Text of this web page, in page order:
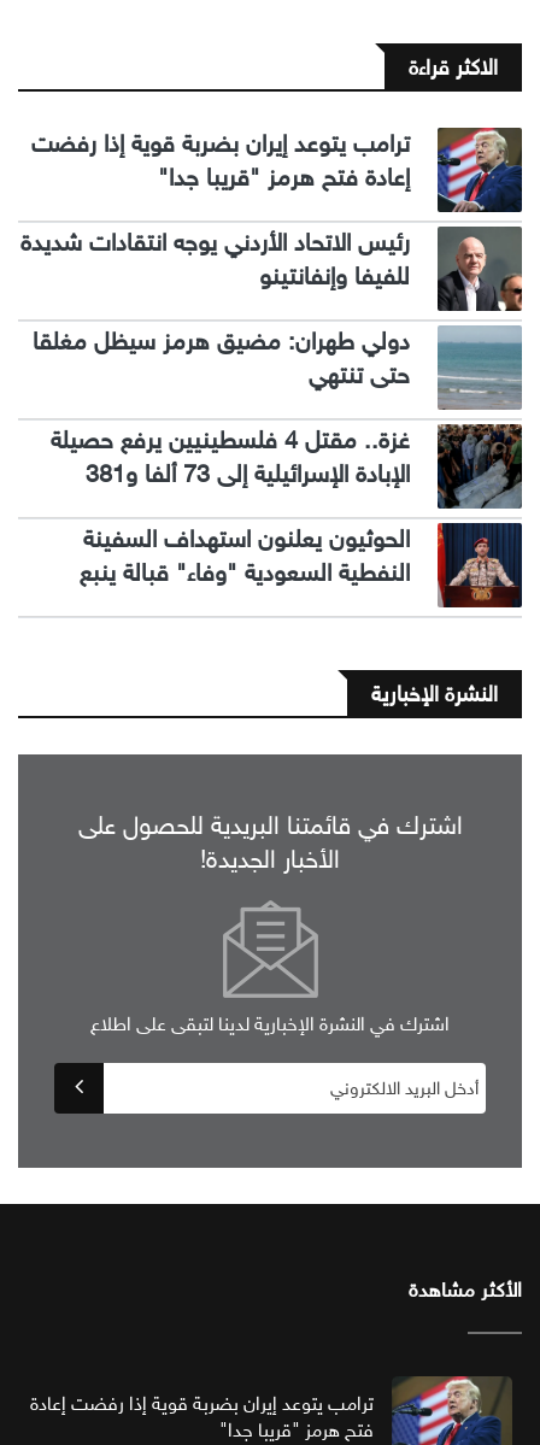
الاكثر قراءة
ترامب يتوعد إيران بضربة قوية إذا رفضت
إعادة فتح هرمز "قريبا جدا"
رئيس الاتحاد الأردني يوجه انتقادات شديدة
للفيفا وإنفانتينو
دولي طهران: مضيق هرمز سيظل مغلقا
حتى تنتهي
غزة.. مقتل 4 فلسطينيين يرفع حصيلة
الإبادة الإسرائيلية إلى 73 ألفا و381
الحوثيون يعلنون استهداف السفينة
النفطية السعودية "وفاء" قبالة ينبع
النشرة الإخبارية
اشترك في قائمتنا البريدية للحصول على
الأخبار الجديدة!
اشترك في النشرة الإخبارية لدينا لتبقى على اطلاع
الأكثر مشاهدة
ترامب يتوعد إيران بضربة قوية إذا رفضت إعادة
فتح هرمز "قريبا جدا"